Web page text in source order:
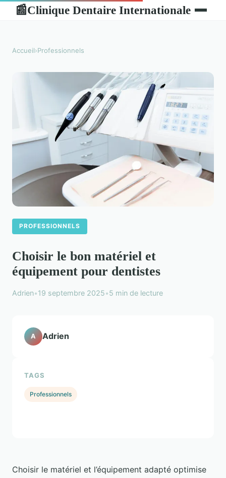
📰Clinique Dentaire Internationale
Accueil›Professionnels
PROFESSIONNELS
Choisir le bon matériel et
équipement pour dentistes
Adrien•19 septembre 2025•5 min de lecture
Choisir le matériel et l’équipement adapté optimise
A Adrien
TAGS
Professionnels